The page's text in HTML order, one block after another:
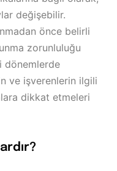
değişebilir.
önce belirli
zorunluluğu
dönemlerde
ve işverenlerin ilgili
dikkat etmeleri